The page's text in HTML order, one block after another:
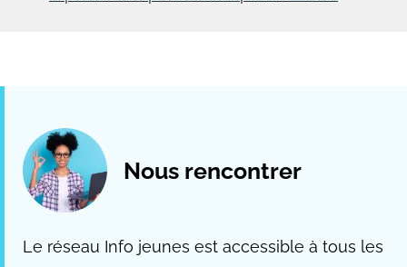
Nous rencontrer
Le réseau Info jeunes est accessible à tous les